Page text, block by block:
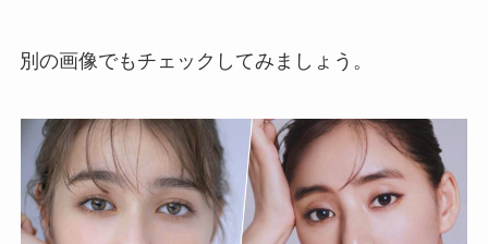
別の画像でもチェックしてみましょう。